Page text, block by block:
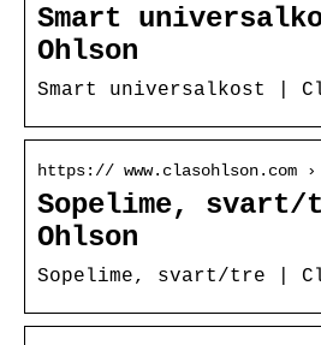
Smart
Ohlson
Smart universalkost |
https:// www.clasohlson.com
Sopelime, svart/
Ohlson
Sopelime, svart/tre |